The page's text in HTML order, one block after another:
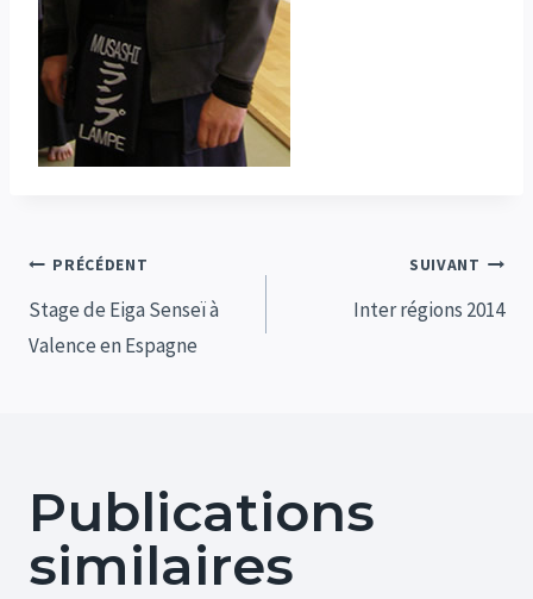
Navigation
de
l’article
PRÉCÉDENT
Stage de Eiga Senseï à
Valence en Espagne
SUIVANT
Inter régions 2014
Publications
similaires